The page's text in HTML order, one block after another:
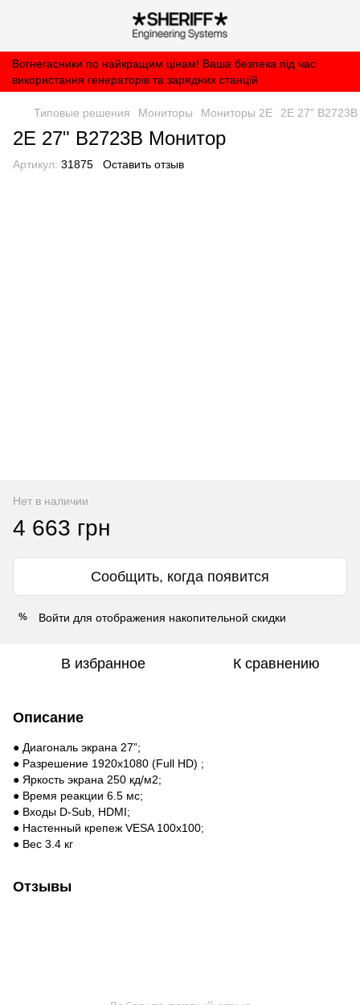
Вогнегасники по найкращим цінам! Ваша безпека під час
використання генераторів та зарядних станцій
Типовые решения Мониторы Мониторы 2E 2E 27"
2E 27" B2723B Монитор
Артикул: 31875 Оставить отзыв
Нет в наличии
4 663 грн
Сообщить, когда появится
% Войти для отображения накопительной скидки
В избранное К сравнению
Описание
● Диагональ экрана 27”;
● Разрешение 1920x1080 (Full HD) ;
● Яркость экрана 250 кд/м2;
● Время реакции 6.5 мс;
● Входы D-Sub, HDMI;
● Настенный крепеж VESA 100x100;
● Вес 3.4 кг
Отзывы